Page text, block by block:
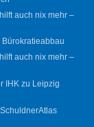
auch nix mehr –
auch nix mehr –
IHK zu Leipzig